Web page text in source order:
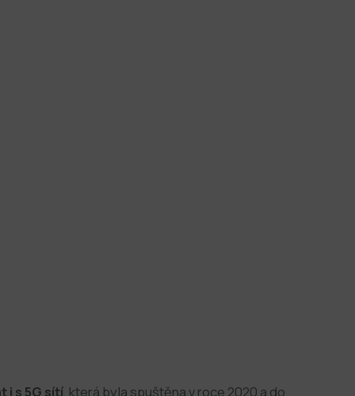
i s 5G sítí, která byla spuštěna v roce 2020 a do